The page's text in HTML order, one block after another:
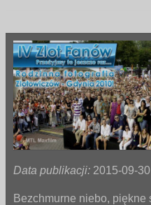
Data publikacji: 2015-09-30
Bezchmurne niebo, piękne